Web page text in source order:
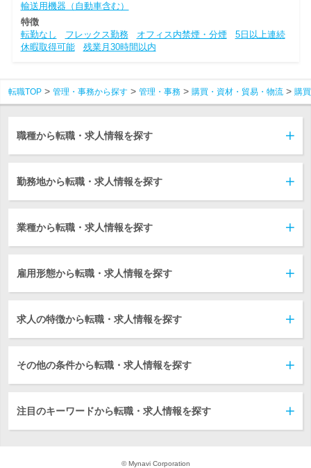
輸送用機器（自動車含む）
特徴
転勤なし
フレックス勤務 オフィス内禁煙・分煙
5日以上連続
休暇取得可能
残業月30時間以内
転職TOP 管理・事務から探す 管理・事務 購買・資材・貿易・物流 購
職種から転職・求人情報を探す
勤務地から転職・求人情報を探す
業種から転職・求人情報を探す
雇用形態から転職・求人情報を探す
求人の特徴から転職・求人情報を探す
その他の条件から転職・求人情報を探す
注目のキーワードから転職・求人情報を探す
© Mynavi Corporation